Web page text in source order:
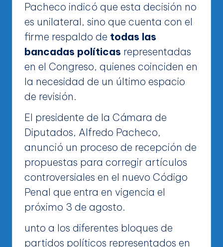
Pacheco indicó que esta decisión no
es unilateral, sino que cuenta con el
firme respaldo de todas las
bancadas políticas representadas
en el Congreso, quienes coinciden en
la necesidad de un último espacio
de revisión.
El presidente de la Cámara de
Diputados, Alfredo Pacheco,
anunció un proceso de recepción de
propuestas para corregir artículos
controversiales en el nuevo Código
Penal que entra en vigencia el
próximo 3 de agosto.
unto a los diferentes bloques de
partidos políticos representados en